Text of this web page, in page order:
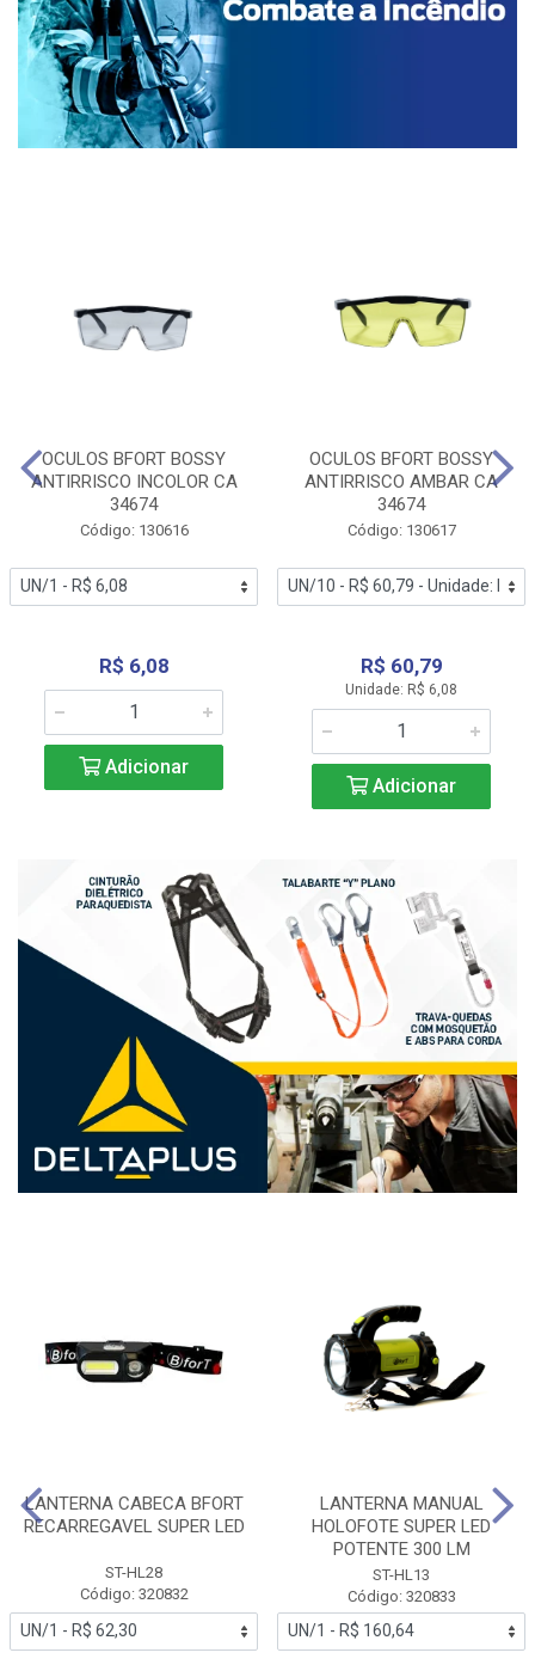
OCULOS BFORT BOSSY
ANTIRRISCO INCOLOR CA
34674
Código: 130616
R$ 6,08
Adicionar
OCULOS BFORT BOSSY
ANTIRRISCO AMBAR CA
34674
Código: 130617
R$ 60,79
Unidade: R$ 6,08
Adicionar
LANTERNA CABECA BFORT
RECARREGAVEL SUPER LED
ST-HL28
Código: 320832
LANTERNA MANUAL
HOLOFOTE SUPER LED
POTENTE 300 LM
ST-HL13
Código: 320833